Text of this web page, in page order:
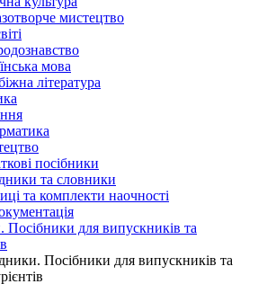
мистецтво
мова
література
посібники
та словники
та комплекти наочності
Посібники для випускників та
Посібники для випускників та